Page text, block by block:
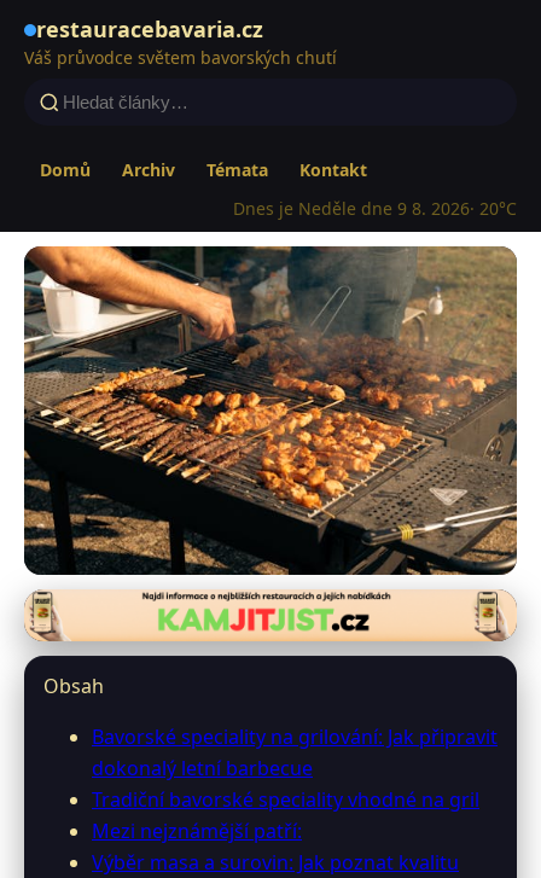
restauracebavaria.cz
Váš průvodce světem bavorských chutí
Domů Archiv Témata
Kontakt
Dnes je Neděle dne 9 8. 2026· 20°C
restauracebavaria.cz
Grilujte jako Bavor: Příprava
17. 5. 2026· 9 min čtení · Autor: Jana Falknerová
Obsah
Bavorské speciality na grilování: Jak připravit
dokonalý letní barbecue
Tradiční bavorské speciality vhodné na gril
Mezi nejznámější patří:
Výběr masa a surovin: Jak poznat kvalitu